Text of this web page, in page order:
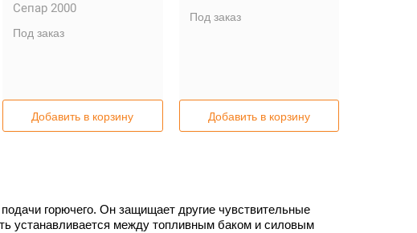
Сепар 2000
Под заказ
Добавить в корзину
Под заказ
Добавить в корзину
горючего. Он защищает другие чувствительные
устанавливается между топливным баком и силовым